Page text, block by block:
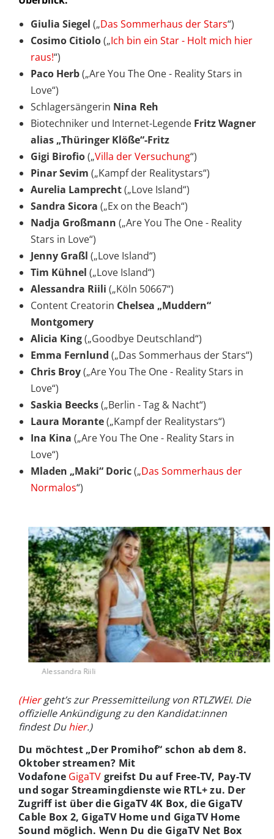
Giulia Siegel („Das Sommerhaus der Stars“)
Cosimo Citiolo(„Ich bin ein Star - Holt mich hier
raus!“)
Paco Herb(„Are You The One - Reality Stars in
Love“)
Schlagersängerin Nina Reh
Biotechniker und Internet-Legende Fritz Wagner
alias „Thüringer Klöße“-Fritz
Gigi Birofio(„Villa der Versuchung“)
Pinar Sevim („Kampf der Realitystars“)
Aurelia Lamprecht(„Love Island“)
Sandra Sicora („Ex on the Beach“)
Nadja Großmann („Are You The One - Reality
Stars in Love“)
Jenny Graßl („Love Island“)
Tim Kühnel („Love Island“)
Alessandra Riili („Köln 50667“)
Content Creatorin Chelsea „Muddern“
Montgomery
Alicia King(„Goodbye Deutschland“)
Emma Fernlund („Das Sommerhaus der Stars“)
Chris Broy(„Are You The One - Reality Stars in
Love“)
Saskia Beecks(„Berlin - Tag & Nacht“)
Laura Morante(„Kampf der Realitystars“)
Ina Kina („Are You The One - Reality Stars in
Love“)
Mladen „Maki“ Doric(„Das Sommerhaus der
Normalos“)
Alessandra Riili
Bild: © RTLZWEI
(Hiergeht’s zur Pressemitteilung von RTLZWEI. Die
offizielle Ankündigung zu den Kandidat:innen
findest Duhier.)
Du möchtest „Der Promihof“ schon ab dem 8.
Oktober streamen? Mit
Vodafone GigaTV greifst Du auf Free-TV, Pay-TV
und sogar Streamingdienste wie RTL+ zu. Der
Zugriff ist über die GigaTV 4K Box, die GigaTV
Cable Box 2, GigaTV Home und GigaTV Home
Sound möglich. Wenn Du die GigaTV Net Box